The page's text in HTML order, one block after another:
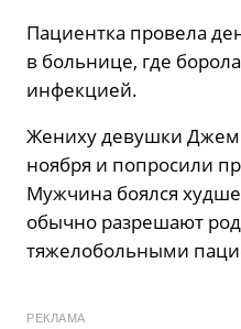
Пациентка провела
в больнице, где
инфекцией.
Жениху девушки
ноября и попросили
Мужчина боялся
обычно разрешают
тяжелобольными
РЕКЛАМА